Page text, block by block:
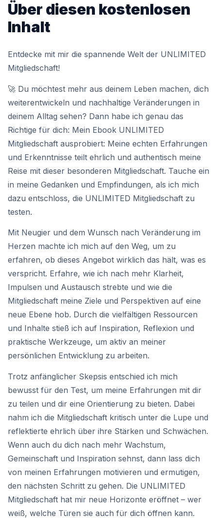
Über diesen kostenlosen
Inhalt
Entdecke mit mir die spannende Welt der UNLIMITED
Mitgliedschaft!
🚀 Du möchtest mehr aus deinem Leben machen, dich
weiterentwickeln und nachhaltige Veränderungen in
deinem Alltag sehen? Dann habe ich genau das
Richtige für dich: Mein Ebook UNLIMITED
Mitgliedschaft ausprobiert: Meine echten Erfahrungen
und Erkenntnisse teilt ehrlich und authentisch meine
Reise mit dieser besonderen Mitgliedschaft. Tauche ein
in meine Gedanken und Empfindungen, als ich mich
dazu entschloss, die UNLIMITED Mitgliedschaft zu
testen.
Mit Neugier und dem Wunsch nach Veränderung im
Herzen machte ich mich auf den Weg, um zu
erfahren, ob dieses Angebot wirklich das hält, was es
verspricht. Erfahre, wie ich nach mehr Klarheit,
Impulsen und Austausch strebte und wie die
Mitgliedschaft meine Ziele und Perspektiven auf eine
neue Ebene hob. Durch die vielfältigen Ressourcen
und Inhalte stieß ich auf Inspiration, Reflexion und
praktische Werkzeuge, um aktiv an meiner
persönlichen Entwicklung zu arbeiten.
Trotz anfänglicher Skepsis entschied ich mich
bewusst für den Test, um meine Erfahrungen mit dir
zu teilen und dir eine Orientierung zu bieten. Dabei
nahm ich die Mitgliedschaft kritisch unter die Lupe und
reflektierte ehrlich über ihre Stärken und Schwächen.
Wenn auch du dich nach mehr Wachstum,
Gemeinschaft und Inspiration sehnst, dann lass dich
von meinen Erfahrungen motivieren und ermutigen,
den nächsten Schritt zu gehen. Die UNLIMITED
Mitgliedschaft hat mir neue Horizonte eröffnet – wer
weiß, welche Türen sie auch für dich öffnen kann.